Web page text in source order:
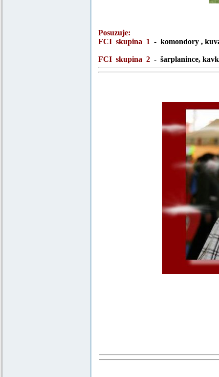
Posuzuje:
FCI skupina 1 - komondory ,
FCI skupina 2 - šarplanince,